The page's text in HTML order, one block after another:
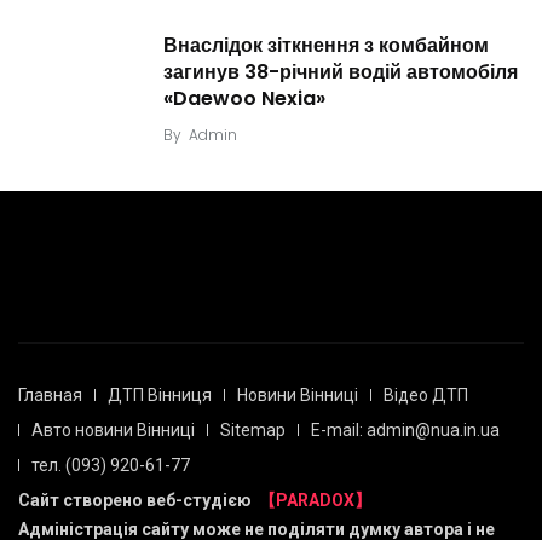
Внаслідок зіткнення з комбайном
загинув 38-річний водій автомобіля
«Daewoo Nexia»
By Admin
Главная ДТП Вінниця Новини Вінниці
Відео ДТП
Авто новини Вінниці
Sitemap
E-mail: admin@nua.in.ua
тел. (093) 920-61-77
Сайт створено веб-студією
【PARADOX】
Адміністрація сайту може не поділяти думку автора і не